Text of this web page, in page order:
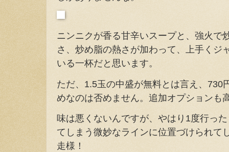
ニンニクが香る甘辛いスープと、強火で
さ、炒め脂の熱さが加わって、上手くジ
いる一杯だと思います。
ただ、1.5玉の中盛が無料とは言え、730
めなのは否めません。追加オプションも
味は悪くないんですが、やはり1度行っ
てしまう微妙なラインに位置づけられて
走様！